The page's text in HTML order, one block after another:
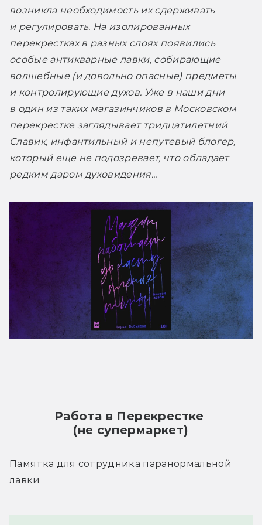
возникла необходимость их сдерживать
и регулировать. На изолированных
перекрестках в разных слоях появились
особые антикварные лавки, собирающие
волшебные (и довольно опасные) предметы
и контролирующие духов. Уже в наши дни
в один из таких магазинчиков в Московском
перекрестке заглядывает тридцатилетний
Славик, инфантильный и непутевый блогер,
который еще не подозревает, что обладает
редким даром духовидения...
Работа в Перекрестке
(не супермаркет)
Памятка для сотрудника паранормальной
лавки